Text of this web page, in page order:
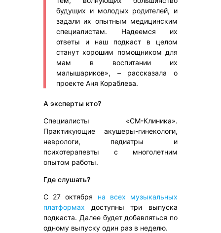
будущих и молодых родителей, и
задали их опытным медицинским
специалистам. Надеемся их
ответы и наш подкаст в целом
станут хорошим помощником для
мам в воспитании их
малышариков», – рассказала о
проекте Аня Кораблева.
А эксперты кто?
Специалисты «СМ-Клиника».
Практикующие акушеры-гинекологи,
неврологи, педиатры и
психотерапевты с многолетним
опытом работы.
Где слушать?
С 27 октября на всех музыкальных
платформах доступны три выпуска
подкаста. Далее будет добавляться по
одному выпуску один раз в неделю.